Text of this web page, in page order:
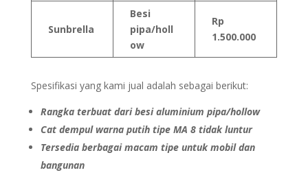
Sunbrella
Besi
pipa/holl
ow
Rp
1.500.000
Spesifikasi yang kami jual adalah sebagai berikut:
Rangka terbuat dari besi aluminium pipa/hollow
Cat dempul warna putih tipe MA 8 tidak luntur
Tersedia berbagai macam tipe untuk mobil dan
bangunan